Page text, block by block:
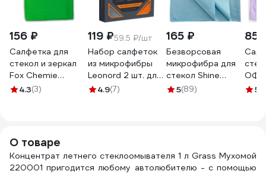
156 ₽
Салфетка для
стекол и зеркал
Fox Chemie
микрофибра,
4.3(3)
119 ₽59.5 ₽/шт
Набор салфеток
из микрофибры
Leonord 2 шт. для
мытья окон
4.9(7)
165 ₽
Безворсовая
микрофибра для
стекол Shine
systems Glass
5(89) 5
О товаре
Концентрат летнего стеклоомывателя 1 л Grass Мухомой
220001 пригодится любому автолюбителю - с помощью